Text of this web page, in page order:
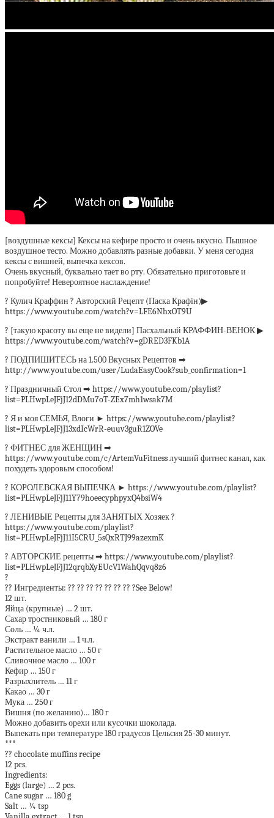
[воздушные кексы] Кексы на кефире просто и очень вкусно. Пышное
воздушное тесто. Можно добавлять разные добавки. У меня сегодня
кексы с вишней, выпечка кексов.
Очень вкусный, буквально тает во рту. Обязательно приготовьте и
попробуйте! Невероятное наслаждение!
? Кулич Краффин ? Авторский Рецепт (Паска Крафін)▶
https://www.youtube.com/watch?v=LFE6NhxOT9U
? [такую красоту вы еще не видели] Пасхальный КРАФФИН-ВЕНОК ▶
https://www.youtube.com/watch?v=gDRED3FKb1A
? ПОДПИШИТЕСЬ на 1.500 Вкусных Рецептов ➡
http://www.youtube.com/user/LudaEasyCook?sub_confirmation=1
? Праздничный Стол ➡ https://www.youtube.com/playlist?
list=PLHwpLeJFjJ12dDMu7oT-ZEx7mh1wsak7M
? Я и моя СЕМЬЯ, Влоги ► https://www.youtube.com/playlist?
list=PLHwpLeJFjJ13xdIcWrR-euuv3guR1ZOVe
? ФИТНЕС для ЖЕНЩИН ➡
https://www.youtube.com/c/ArtemVuFitness лучший фитнес канал, как
похудеть здоровым способом!
? КОРОЛЕВСКАЯ ВЫПЕЧКА ► https://www.youtube.com/playlist?
list=PLHwpLeJFjJ11Y79hoeecyphpyxQ4bsiW4
? ЛЕНИВЫЕ Рецепты для ЗАНЯТЫХ Хозяек ?
https://www.youtube.com/playlist?
list=PLHwpLeJFjJ11I5CRU_5sQxRTJ99azexmK
? АВТОРСКИЕ рецепты ➡ https://www.youtube.com/playlist?
list=PLHwpLeJFjJ12qrqbXyEUcV1WahQqvq8z6
?
?? Ингредиенты: ?? ?? ?? ?? ?? ?? ?? ?See Below!
12 шт.
Яйца (крупные) … 2 шт.
Сахар тростниковый … 180 г
Соль … ¼ ч.л.
Экстракт ванили … 1 ч.л.
Растительное масло … 50 г
Сливочное масло … 100 г
Кефир … 150 г
Разрыхлитель … 11 г
Какао … 30 г
Мука … 250 г
Вишня (по желанию)… 180 г
Можно добавить орехи или кусочки шоколада.
Выпекать при температуре 180 градусов Цельсия 25-30 минут.
***
?? chocolate muffins recipe
12 pcs.
Ingredients:
Eggs (large) … 2 pcs.
Cane sugar … 180 g
Salt … ¼ tsp